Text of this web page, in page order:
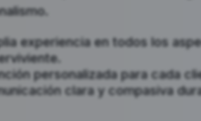
experiencia en todos los
personalizada para cada
clara y compasiva